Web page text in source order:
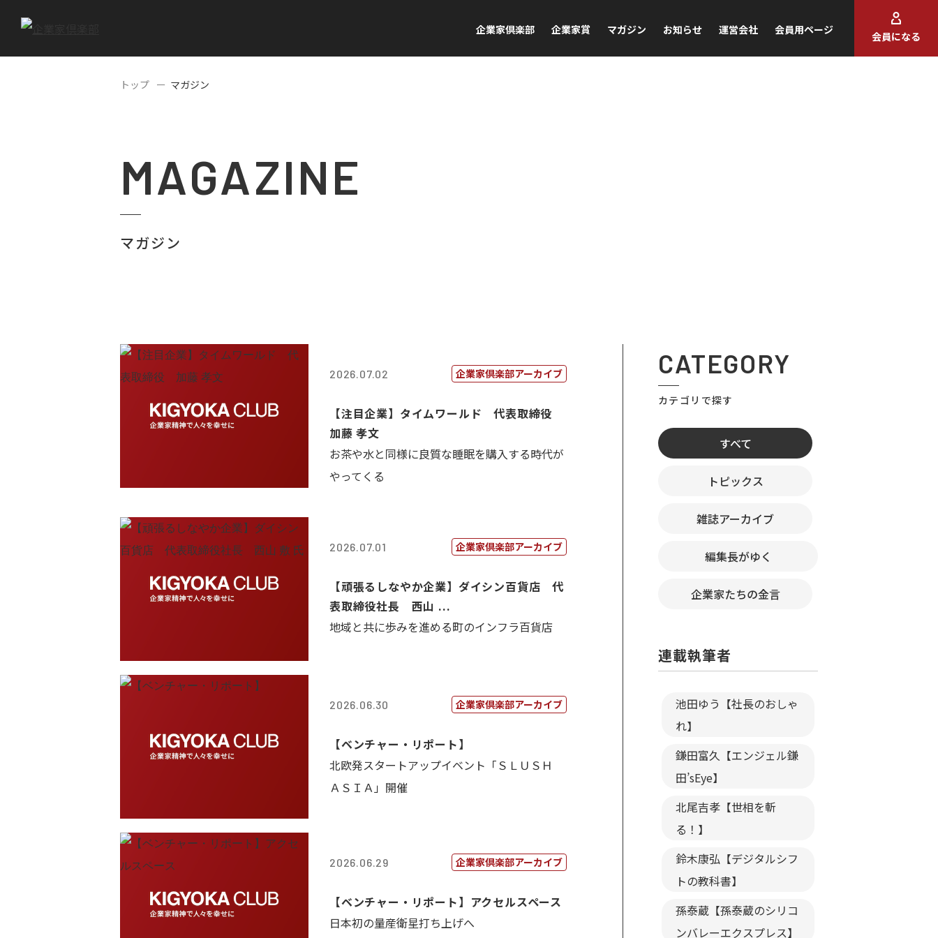
企業家倶楽部 企業家賞 マガジン お知らせ 運営会社 会員用ページ
会員になる
トップ マガジン
MAGAZINE
マガジン
2026.07.02 企業家倶楽部アーカイブ
【注目企業】タイムワールド 代表取締役
加藤 孝文
お茶や水と同様に良質な睡眠を購入する時代が
やってくる
2026.07.01 企業家倶楽部アーカイブ
【頑張るしなやか企業】ダイシン百貨店 代
表取締役社長 西山 ...
地域と共に歩みを進める町のインフラ百貨店
2026.06.30 企業家倶楽部アーカイブ
【ベンチャー・リポート】
北欧発スタートアップイベント「ＳＬＵＳＨ
ＡＳＩＡ」開催
2026.06.29 企業家倶楽部アーカイブ
【ベンチャー・リポート】アクセルスペース
日本初の量産衛星打ち上げへ
CATEGORY
カテゴリで探す
すべて
トピックス
雑誌アーカイブ
編集長がゆく
企業家たちの金言
連載執筆者
池田ゆう【社長のおしゃ
れ】
鎌田富久【エンジェル鎌
田’sEye】
北尾吉孝【世相を斬
る！】
鈴木康弘【デジタルシフ
トの教科書】
孫泰蔵【孫泰蔵のシリコ
ンバレーエクスプレス】